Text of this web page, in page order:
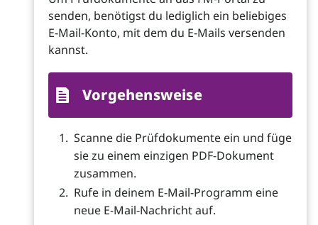
senden, benötigst du lediglich ein beliebiges
E-Mail-Konto, mit dem du E-Mails versenden
kannst.
Vorgehensweise
Scanne die Prüfdokumente ein und füge
sie zu einem einzigen PDF-Dokument
zusammen.
Rufe in deinem E-Mail-Programm eine
neue E-Mail-Nachricht auf.